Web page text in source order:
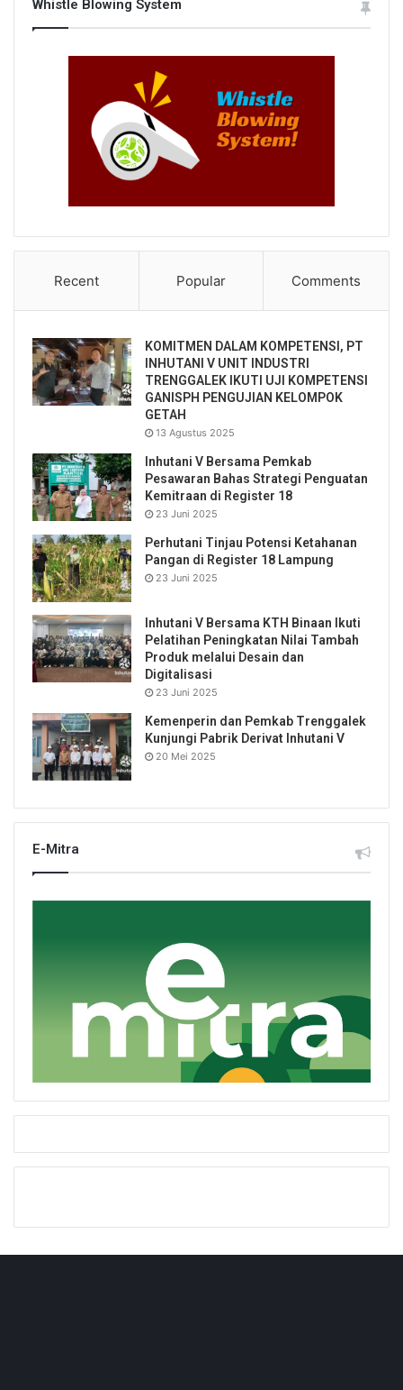
Whistle Blowing System
Recent Popular Comments
KOMITMEN DALAM KOMPETENSI, PT
INHUTANI V UNIT INDUSTRI
TRENGGALEK IKUTI UJI KOMPETENSI
GANISPH PENGUJIAN KELOMPOK
GETAH
13 Agustus 2025
Inhutani V Bersama Pemkab
Pesawaran Bahas Strategi Penguatan
Kemitraan di Register 18
23 Juni 2025
Perhutani Tinjau Potensi Ketahanan
Pangan di Register 18 Lampung
23 Juni 2025
Inhutani V Bersama KTH Binaan Ikuti
Pelatihan Peningkatan Nilai Tambah
Produk melalui Desain dan
Digitalisasi
23 Juni 2025
Kemenperin dan Pemkab Trenggalek
Kunjungi Pabrik Derivat Inhutani V
20 Mei 2025
E-Mitra